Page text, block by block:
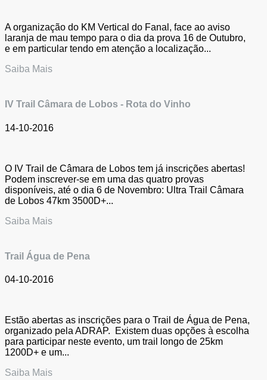
A organização do KM Vertical do Fanal, face ao aviso
laranja de mau tempo para o dia da prova 16 de Outubro,
e em particular tendo em atenção a localização...
Saiba Mais
IV Trail Câmara de Lobos - Rota do Vinho
14-10-2016
O IV Trail de Câmara de Lobos tem já inscrições abertas!
Podem inscrever-se em uma das quatro provas
disponíveis, até o dia 6 de Novembro: Ultra Trail Câmara
de Lobos 47km 3500D+...
Saiba Mais
Trail Água de Pena
04-10-2016
Estão abertas as inscrições para o Trail de Água de Pena,
organizado pela ADRAP. Existem duas opções à escolha
para participar neste evento, um trail longo de 25km
1200D+ e um...
Saiba Mais